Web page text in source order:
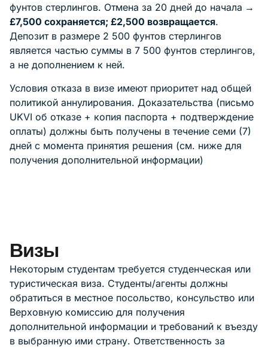
фунтов стерлингов. Отмена за 20 дней до начала →
£7,500 сохраняется; £2,500 возвращается.
Депозит в размере 2 500 фунтов стерлингов
является частью суммы в 7 500 фунтов стерлингов,
а не дополнением к ней.
Условия отказа в визе имеют приоритет над общей
политикой аннулирования. Доказательства (письмо
UKVI об отказе + копия паспорта + подтверждение
оплаты) должны быть получены в течение семи (7)
дней с момента принятия решения (см. ниже для
получения дополнительной информации)
Визы
Некоторым студентам требуется студенческая или
туристическая виза. Студенты/агенты должны
обратиться в местное посольство, консульство или
Верховную комиссию для получения
дополнительной информации и требований к въезду
в выбранную ими страну. Ответственность за